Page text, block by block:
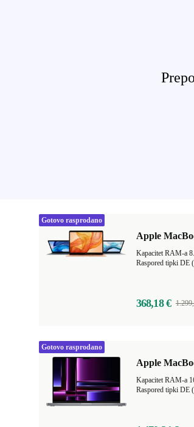
Apple
Kapacitet RAM-a
Raspored tipki DE
368,18 €
Gotovo rasprodano
Apple
Kapacitet RAM-a
Raspored tipki DE
Gotovo rasprodano